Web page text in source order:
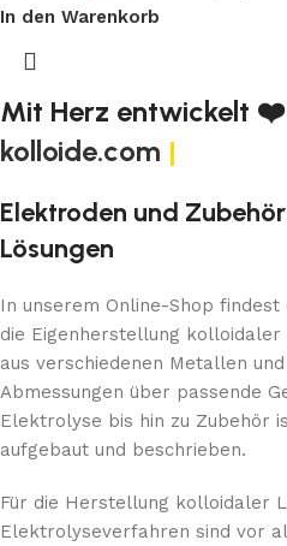
In den Warenkorb
Mit Herz entwickelt ❤️
kolloide.com |
Elektroden und
Lösungen
In unserem Online-Shop
die Eigenherstellung kolloidaler
aus verschiedenen Metallen
Abmessungen über passende
Elektrolyse bis hin zu Zubehör
aufgebaut und beschrieben.
Für die Herstellung kolloidaler
Elektrolyseverfahren sind vor